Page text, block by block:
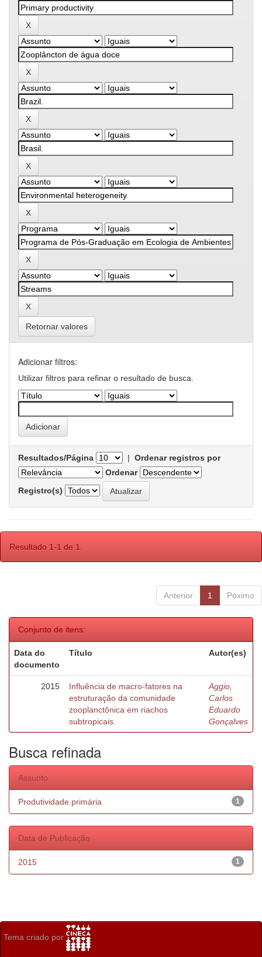
Retornar valores
Adicionar filtros:
Utilizar filtros para refinar o resultado de busca.
Resultados/Página | Ordenar registros por
Ordenar
Registro(s)
Resultado 1-1 de 1.
Anterior 1 Póximo
Conjunto de itens:
Data do
documento
Título Autor(es)
2015
Influência de macro-fatores na
estruturação da comunidade
zooplanctônica em riachos
subtropicais.
Aggio,
Carlos
Eduardo
Gonçalves
Busca refinada
Assunto
1
Produtividade primária
Data de Publicação
1
2015
Tema criado por